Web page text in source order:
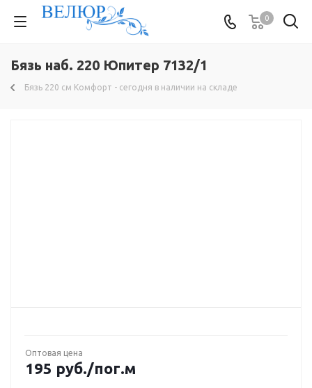
0
Бязь наб. 220 Юпитер 7132/1
Бязь 220 см Комфорт - сегодня в наличии на складе
Оптовая цена
195 руб./пог.м